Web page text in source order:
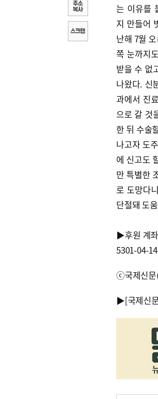
는 이유를
지 만들어
난해 7월
쪽 눈까지
받을 수 없
나왔다. 신
과에서 진
으로 갈 것
한 뒤 수술
나고자 도
에 신고도
만 특별한
로 도망다
단절돼 도
▶후원 계
5301-04-
ⓒ국제신문
▶[국제신